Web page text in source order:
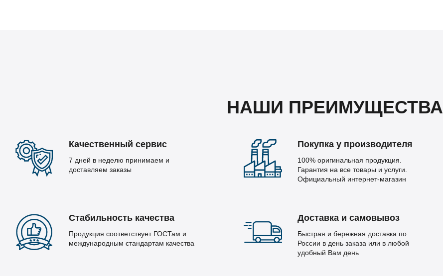
НАШИ ПРЕИМУЩЕСТВА
Качественный сервис
7 дней в неделю принимаем и
доставляем заказы
Покупка у производителя
100% оригинальная продукция.
Гарантия на все товары и услуги.
Официальный интернет-магазин
Стабильность качества
Продукция соответствует ГОСТам и
международным стандартам качества
Доставка и самовывоз
Быстрая и бережная доставка по
России в день заказа или в любой
удобный Вам день